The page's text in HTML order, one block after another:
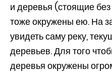
и деревья (стоящие
тоже окружены ею. На
увидеть саму реку,
деревьев. Для того
деревья окружены